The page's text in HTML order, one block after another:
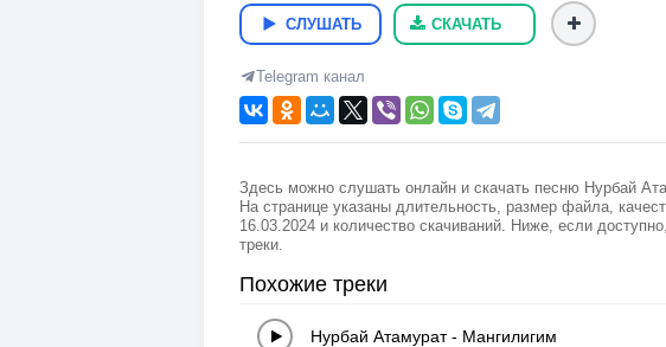
СЛУШАТЬ СКАЧАТЬ
Telegram канал
Здесь можно слушать онлайн и скачать песню Нурбай
На странице указаны длительность, размер файла,
16.03.2024 и количество скачиваний. Ниже, если
треки.
Похожие треки
Нурбай Атамурат - Мангилигим